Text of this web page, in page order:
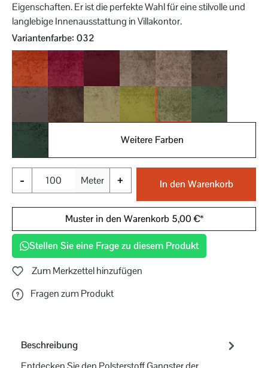
Eigenschaften. Er ist die perfekte Wahl für eine stilvolle und
langlebige Innenausstattung in Villakontor.
Variantenfarbeauswählen
: 032
010 011 020 021 023
032 033
Weitere Farben
- Meter + In den Warenkorb
Muster in den Warenkorb 5,00 €*
Stellen Sie eine Frage zu diesem Produkt
Zum Merkzettel hinzufügen
Fragen zum Produkt
Beschreibung